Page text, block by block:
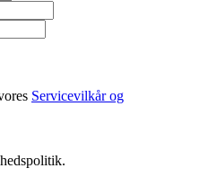
Servicevilkår og